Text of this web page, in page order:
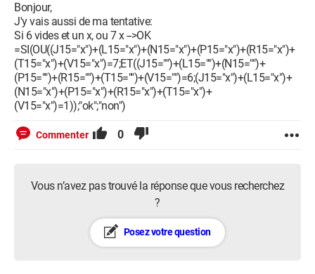
Bonjour,
J'y vais aussi de ma tentative:
Si 6 vides et un x, ou 7 x -->OK
=SI(OU((J15="x")+(L15="x")+(N15="x")+(P15="x")+(R15="x")+
(T15="x")+(V15="x")=7;ET((J15="")+(L15="")+(N15="")+
(P15="")+(R15="")+(T15="")+(V15="")=6;(J15="x")+(L15="x")+
(N15="x")+(P15="x")+(R15="x")+(T15="x")+
(V15="x")=1));"ok";"non")
Commenter 0
Vous n’avez pas trouvé la réponse que vous recherchez
?
Posez votre question